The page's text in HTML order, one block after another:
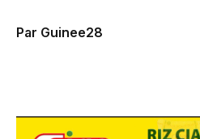
Par Guinee28